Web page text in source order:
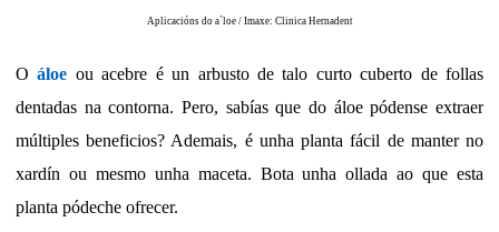
Aplicacións do a´loe / Imaxe: Clinica Hernadent
Oáloe ou acebre é un arbusto de talo curto cuberto de follas
dentadas na contorna. Pero, sabías que do áloe pódense extraer
múltiples beneficios? Ademais, é unha planta fácil de manter no
xardín ou mesmo unha maceta. Bota unha ollada ao que esta
planta pódeche ofrecer.